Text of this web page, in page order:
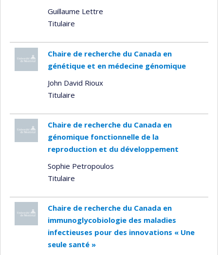
Guillaume Lettre
Titulaire
Chaire de recherche du Canada en
génétique et en médecine génomique
John David Rioux
Titulaire
Chaire de recherche du Canada en
génomique fonctionnelle de la
reproduction et du développement
Sophie Petropoulos
Titulaire
Chaire de recherche du Canada en
immunoglycobiologie des maladies
infectieuses pour des innovations « Une
seule santé »